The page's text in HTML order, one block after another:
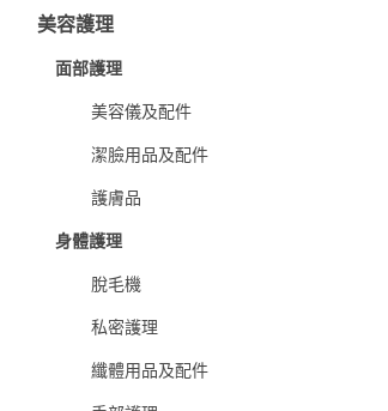
美容護理
面部護理
美容儀及配件
潔臉用品及配件
護膚品
身體護理
脫毛機
私密護理
纖體用品及配件